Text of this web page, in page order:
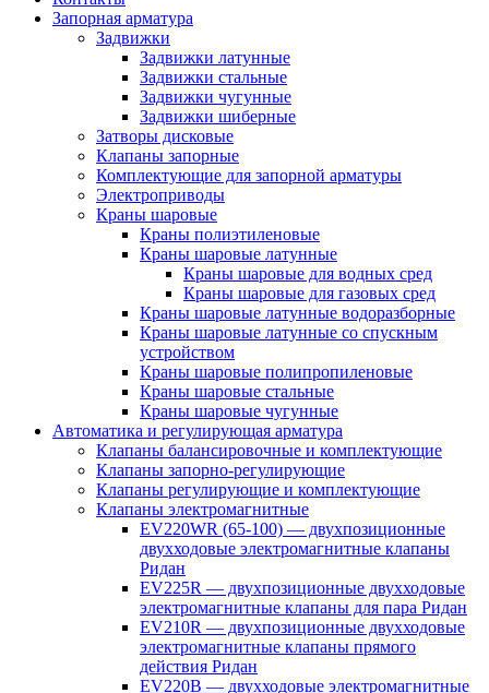
Запорная арматура
Задвижки
Задвижки латунные
Задвижки стальные
Задвижки чугунные
Задвижки шиберные
Затворы дисковые
Клапаны запорные
Комплектующие для запорной арматуры
Электроприводы
Краны шаровые
Краны полиэтиленовые
Краны шаровые латунные
Краны шаровые для водных сред
Краны шаровые для газовых сред
Краны шаровые латунные водоразборные
Краны шаровые латунные со спускным
устройством
Краны шаровые полипропиленовые
Краны шаровые стальные
Краны шаровые чугунные
Автоматика и регулирующая арматура
Клапаны балансировочные и комплектующие
Клапаны запорно-регулирующие
Клапаны регулирующие и комплектующие
Клапаны электромагнитные
EV220WR (65-100) — двухпозиционные
двухходовые электромагнитные клапаны
Ридан
EV225R — двухпозиционные двухходовые
электромагнитные клапаны для пара Ридан
EV210R — двухпозиционные двухходовые
электромагнитные клапаны прямого
действия Ридан
EV220B — двухходовые электромагнитные